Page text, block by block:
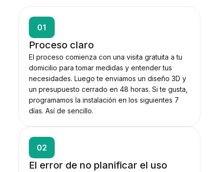
01
Proceso claro
El proceso comienza con una visita gratuita a tu
domicilio para tomar medidas y entender tus
necesidades. Luego te enviamos un diseño 3D y
un presupuesto cerrado en 48 horas. Si te gusta,
programamos la instalación en los siguientes 7
días. Así de sencillo.
02
El error de no planificar el uso